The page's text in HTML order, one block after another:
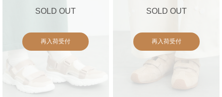
SOLD OUT
再入荷受付
SOLD OUT
再入荷受付